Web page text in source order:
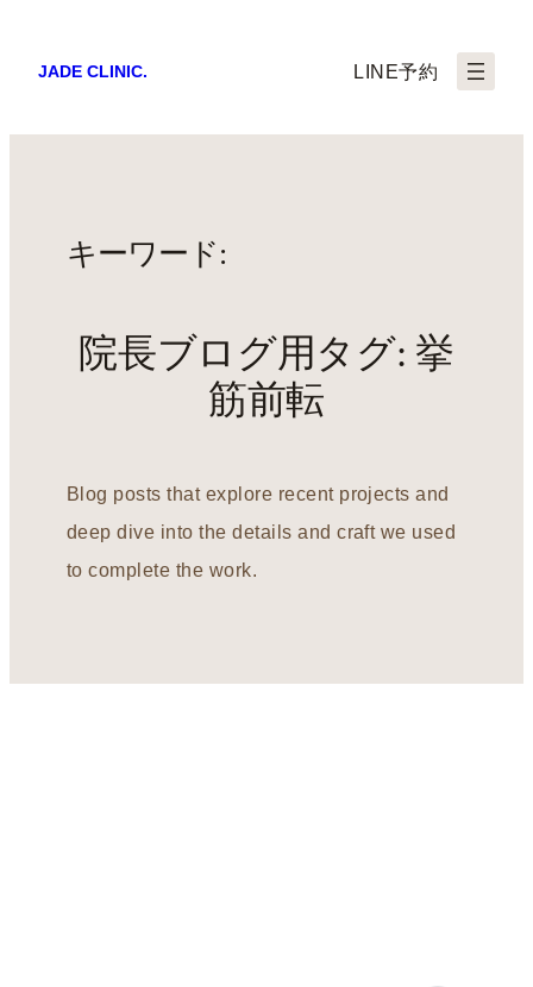
JADE CLINIC. LINE予約
キーワード:
院長ブログ用タグ: 挙
筋前転
Blog posts that explore recent projects and
deep dive into the details and craft we used
to complete the work.